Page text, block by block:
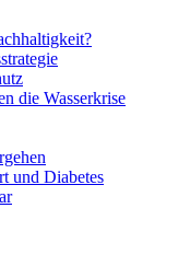
die Wasserkrise
und Diabetes